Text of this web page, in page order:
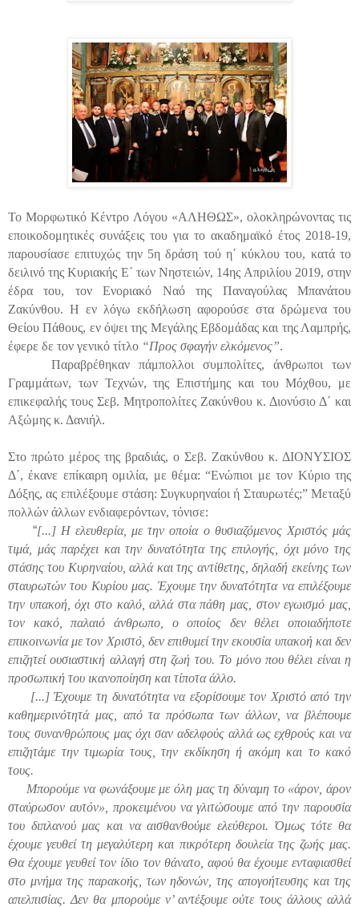
Το Μορφωτικό Κέντρο Λόγου «ΑΛΗΘΩΣ», ολοκληρώνοντας τις
εποικοδομητικές συνάξεις του για το ακαδημαϊκό έτος 2018-19,
παρουσίασε επιτυχώς την 5η δράση τού η΄ κύκλου του, κατά το
δειλινό της Κυριακής Ε΄ των Νηστειών, 14ης Απριλίου 2019, στην
έδρα του, τον Ενοριακό Ναό της Παναγούλας Μπανάτου
Ζακύνθου. Η εν λόγω εκδήλωση αφορούσε στα δρώμενα του
Θείου Πάθους, εν όψει της Μεγάλης Εβδομάδας και της Λαμπρής,
έφερε δε τον γενικό τίτλο “Προς σφαγήν ελκόμενος”.
Παραβρέθηκαν πάμπολλοι συμπολίτες, άνθρωποι των
Γραμμάτων, των Τεχνών, της Επιστήμης και του Μόχθου, με
επικεφαλής τους Σεβ. Μητροπολίτες Ζακύνθου κ. Διονύσιο Δ΄ και
Αξώμης κ. Δανιήλ.
Στο πρώτο μέρος της βραδιάς, ο Σεβ. Ζακύνθου κ. ΔΙΟΝΥΣΙΟΣ
Δ΄, έκανε επίκαιρη ομιλία, με θέμα: “Ενώπιοι με τον Κύριο της
Δόξης, ας επιλέξουμε στάση: Συγκυρηναίοι ή Σταυρωτές;” Μεταξύ
πολλών άλλων ενδιαφερόντων, τόνισε:
“[...] Η ελευθερία, με την οποία ο θυσιαζόμενος Χριστός μάς
τιμά, μάς παρέχει και την δυνατότητα της επιλογής, όχι μόνο της
στάσης του Κυρηναίου, αλλά και της αντίθετης, δηλαδή εκείνης των
σταυρωτών του Κυρίου μας. Έχουμε την δυνατότητα να επιλέξουμε
την υπακοή, όχι στο καλό, αλλά στα πάθη μας, στον εγωισμό μας,
τον κακό, παλαιό άνθρωπο, ο οποίος δεν θέλει οποιαδήποτε
επικοινωνία με τον Χριστό, δεν επιθυμεί την εκουσία υπακοή και δεν
επιζητεί ουσιαστική αλλαγή στη ζωή του. Το μόνο που θέλει είναι η
προσωπική του ικανοποίηση και τίποτα άλλο.
[...] Έχουμε τη δυνατότητα να εξορίσουμε τον Χριστό από την
καθημερινότητά μας, από τα πρόσωπα των άλλων, να βλέπουμε
τους συνανθρώπους μας όχι σαν αδελφούς αλλά ως εχθρούς και να
επιζητάμε την τιμωρία τους, την εκδίκηση ή ακόμη και το κακό
τους.
Μπορούμε να φωνάξουμε με όλη μας τη δύναμη το «άρον, άρον
σταύρωσον αυτόν», προκειμένου να γλιτώσουμε από την παρουσία
του διπλανού μας και να αισθανθούμε ελεύθεροι. Όμως τότε θα
έχουμε γευθεί τη μεγαλύτερη και πικρότερη δουλεία της ζωής μας.
Θα έχουμε γευθεί τον ίδιο τον θάνατο, αφού θα έχουμε ενταφιασθεί
στο μνήμα της παρακοής, των ηδονών, της απογοήτευσης και της
απελπισίας. Δεν θα μπορούμε ν’ αντέξουμε ούτε τους άλλους αλλά